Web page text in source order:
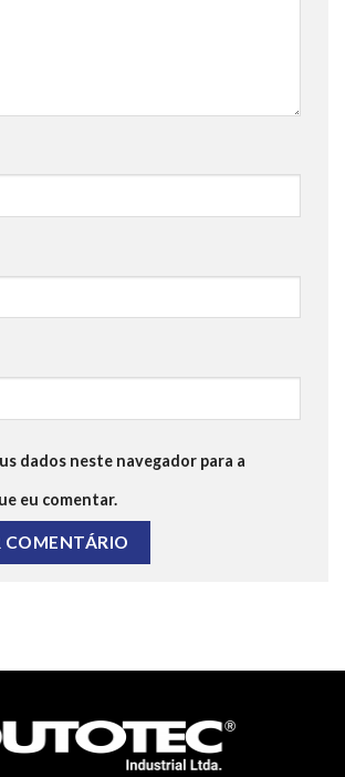
dados neste navegador para a
eu comentar.